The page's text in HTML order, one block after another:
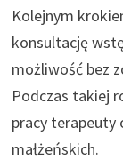
Kolejnym
konsultację
możliwość bez
Podczas takiej
pracy terapeuty
małżeńskich.